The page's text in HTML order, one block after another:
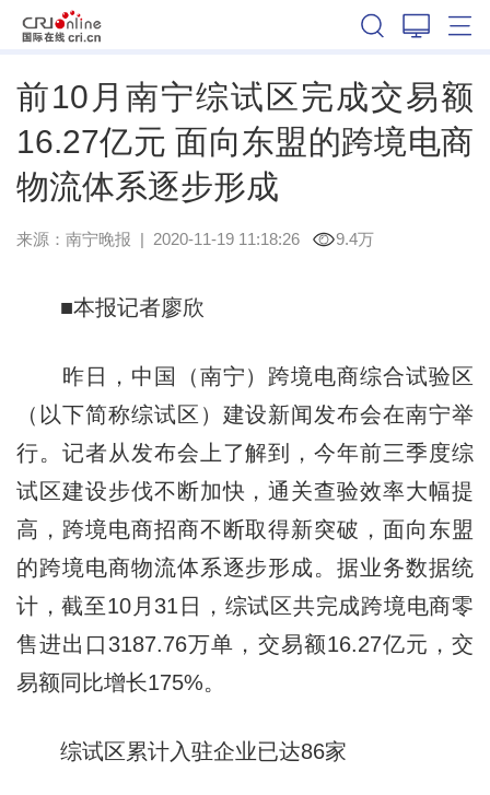
前10月南宁综试区完成交易额
16.27亿元 面向东盟的跨境电商
物流体系逐步形成
来源： 南宁晚报 | 2020-11-19 11:18:26 9.4万
■本报记者廖欣
昨日，中国（南宁）跨境电商综合试验区
（以下简称综试区）建设新闻发布会在南宁举
行。记者从发布会上了解到，今年前三季度综
试区建设步伐不断加快，通关查验效率大幅提
高，跨境电商招商不断取得新突破，面向东盟
的跨境电商物流体系逐步形成。据业务数据统
计，截至10月31日，综试区共完成跨境电商零
售进出口3187.76万单，交易额16.27亿元，交
易额同比增长175%。
综试区累计入驻企业已达86家